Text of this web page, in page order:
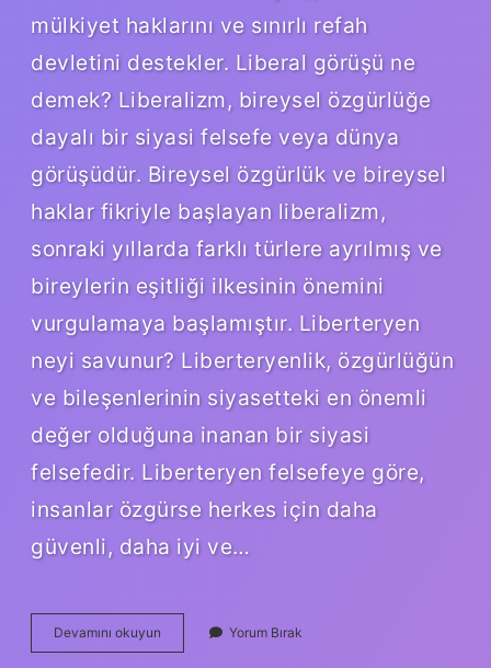
mülkiyet haklarını ve sınırlı refah
devletini destekler. Liberal görüşü ne
demek? Liberalizm, bireysel özgürlüğe
dayalı bir siyasi felsefe veya dünya
görüşüdür. Bireysel özgürlük ve bireysel
haklar fikriyle başlayan liberalizm,
sonraki yıllarda farklı türlere ayrılmış ve
bireylerin eşitliği ilkesinin önemini
vurgulamaya başlamıştır. Liberteryen
neyi savunur? Liberteryenlik, özgürlüğün
ve bileşenlerinin siyasetteki en önemli
değer olduğuna inanan bir siyasi
felsefedir. Liberteryen felsefeye göre,
insanlar özgürse herkes için daha
güvenli, daha iyi ve…
Devamını okuyun
Sağ
Yorum Bırak